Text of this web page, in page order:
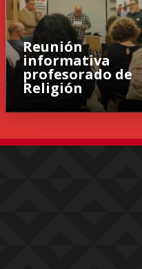
Reunión
informativa
profesorado de
Religión